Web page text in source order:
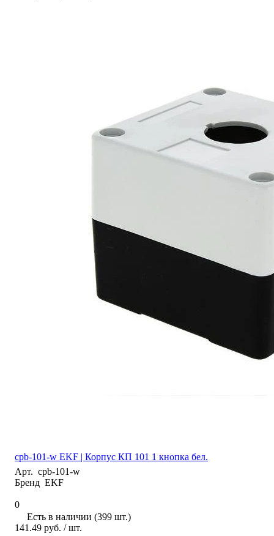
cpb-101-w EKF | Корпус КП 101 1 кнопка бел.
Арт. cpb-101-w
Бренд EKF
0
Есть в наличии (399 шт.)
141.49 руб. / шт.